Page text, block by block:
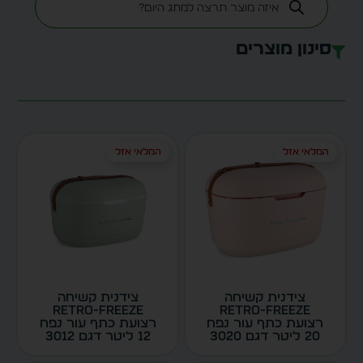
סינון מוצרים
המלאי אזל
צידנית קשיחה
Retro-Freeze
רצועת כתף עור נפח
20 ליטר דגם 3020
המלאי אזל
צידנית קשיחה
Retro-Freeze
רצועת כתף עור נפח
12 ליטר דגם 3012